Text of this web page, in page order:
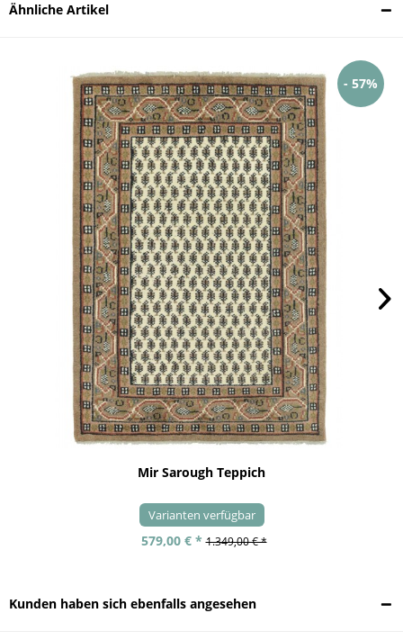
Ähnliche Artikel
- 57%
Mir Sarough Teppich
Varianten verfügbar
579,00 € * 1.349,00 € *
Kunden haben sich ebenfalls angesehen